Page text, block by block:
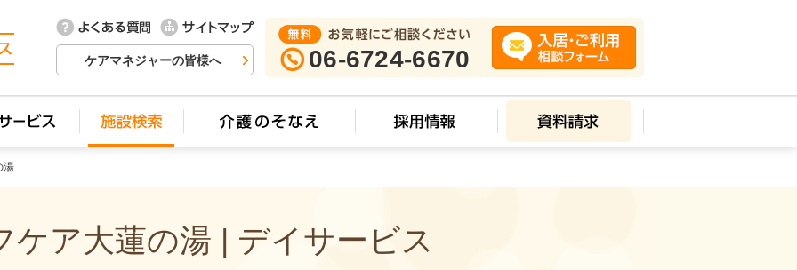
ケアマネジャーの皆様へ 06-6724-6670
湯
ケア大蓮の湯 | デイサービス